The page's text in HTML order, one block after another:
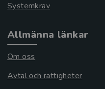
Systemkrav
Allmänna länkar
Om oss
Avtal och rättigheter